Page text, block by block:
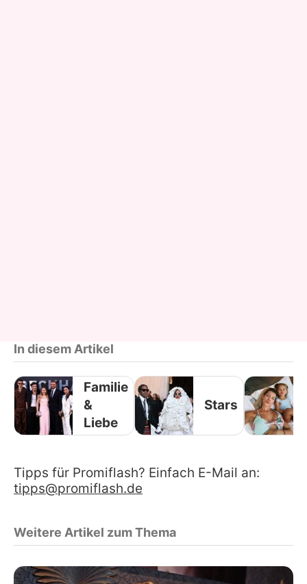
In diesem Artikel
Familie
&
Liebe
Stars
Tipps für Promiflash? Einfach E-Mail an:
tipps@promiflash.de
Weitere Artikel zum Thema